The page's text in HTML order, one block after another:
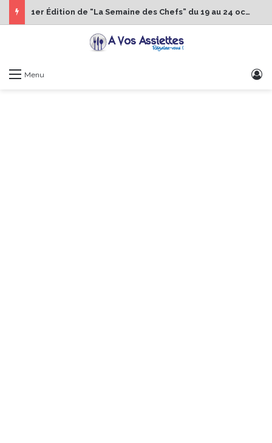
1er Édition de “La Semaine des Chefs” du 19 au 24 octobre 2026
Menu